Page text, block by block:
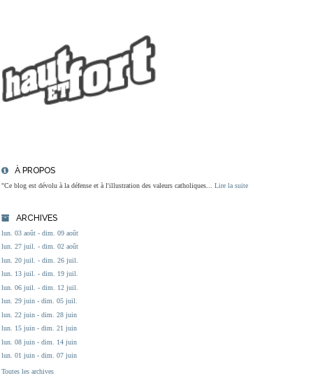
À PROPOS
"Ce blog est dévolu à la défense et à l'illustration des valeurs catholiques... Lire la suite
ARCHIVES
lun. 03 août - dim. 09 août
lun. 27 juil. - dim. 02 août
lun. 20 juil. - dim. 26 juil.
lun. 13 juil. - dim. 19 juil.
lun. 06 juil. - dim. 12 juil.
lun. 29 juin - dim. 05 juil.
lun. 22 juin - dim. 28 juin
lun. 15 juin - dim. 21 juin
lun. 08 juin - dim. 14 juin
lun. 01 juin - dim. 07 juin
Toutes les archives